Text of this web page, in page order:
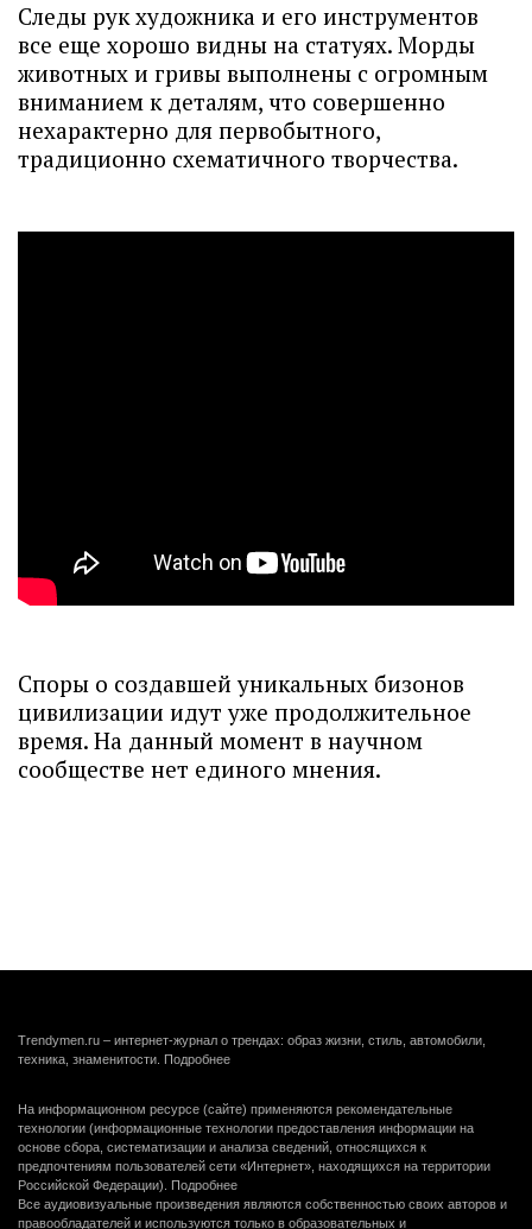
Следы рук художника и его инструментов
все еще хорошо видны на статуях. Морды
животных и гривы выполнены с огромным
вниманием к деталям, что совершенно
нехарактерно для первобытного,
традиционно схематичного творчества.
Споры о создавшей уникальных бизонов
цивилизации идут уже продолжительное
время. На данный момент в научном
сообществе нет единого мнения.
Trendymen.ru – интернет-журнал о трендах: образ жизни, стиль, автомобили,
техника, знаменитости. Подробнее
На информационном ресурсе (сайте) применяются рекомендательные
технологии (информационные технологии предоставления информации на
основе сбора, систематизации и анализа сведений, относящихся к
предпочтениям пользователей сети «Интернет», находящихся на территории
Российской Федерации). Подробнее
Все аудиовизуальные произведения являются собственностью своих авторов и
правообладателей и используются только в образовательных и